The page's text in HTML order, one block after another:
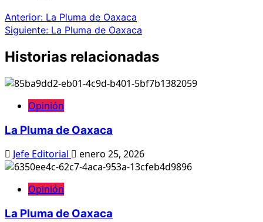
Anterior: La Pluma de Oaxaca
Siguiente: La Pluma de Oaxaca
Historias relacionadas
Opinión
La Pluma de Oaxaca
Jefe Editorial enero 25, 2026
Opinión
La Pluma de Oaxaca